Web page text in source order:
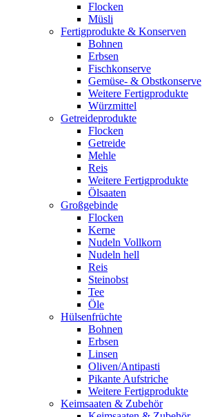
Flocken
Müsli
Fertigprodukte & Konserven
Bohnen
Erbsen
Fischkonserve
Gemüse- & Obstkonserve
Weitere Fertigprodukte
Würzmittel
Getreideprodukte
Flocken
Getreide
Mehle
Reis
Weitere Fertigprodukte
Ölsaaten
Großgebinde
Flocken
Kerne
Nudeln Vollkorn
Nudeln hell
Reis
Steinobst
Tee
Öle
Hülsenfrüchte
Bohnen
Erbsen
Linsen
Oliven/Antipasti
Pikante Aufstriche
Weitere Fertigprodukte
Keimsaaten & Zubehör